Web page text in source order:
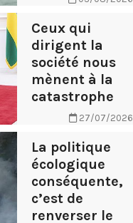
Ceux qui
dirigent la
société nous
mènent à la
catastrophe
27/07/2026
La politique
écologique
conséquente,
c’est de
renverser le